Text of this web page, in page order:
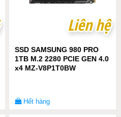
Liên hệ
Liên hệ
SSD SAMSUNG 980 PRO
1TB M.2 2280 PCIE GEN 4.0
x4 MZ-V8P1T0BW
Hết hàng